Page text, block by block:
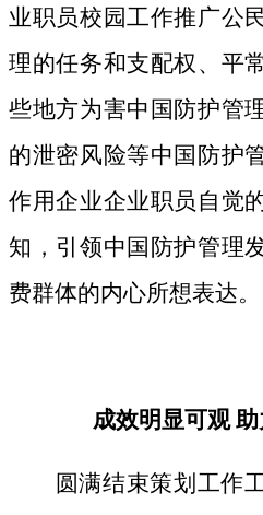
业职员校园工作推广公
理的任务和支配权、平
些地方为害中国防护管
的泄密风险等中国防护
作用企业企业职员自觉
知，引领中国防护管理
费群体的内心所想表达。
成效明显可观
圆满结束策划工作